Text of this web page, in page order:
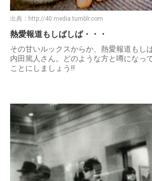
出典： http://40.media.tumblr.com
熱愛報道もしばしば・・・
その甘いルックスからか、熱愛報道もし
内田篤人さん。どのような方と噂になっ
ことにしましょう!!